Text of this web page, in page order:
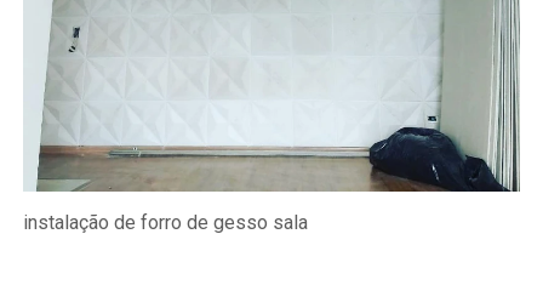
instalação de forro de gesso sala